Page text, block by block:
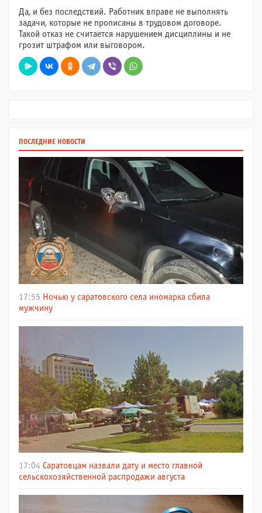
Да, и без последствий. Работник вправе не выполнять
задачи, которые не прописаны в трудовом договоре.
Такой отказ не считается нарушением дисциплины и не
грозит штрафом или выговором.
ПОСЛЕДНИЕ НОВОСТИ
17:55 Ночью у саратовского села иномарка сбила
мужчину
17:04 Саратовцам назвали дату и место главной
сельскохозяйственной распродажи августа